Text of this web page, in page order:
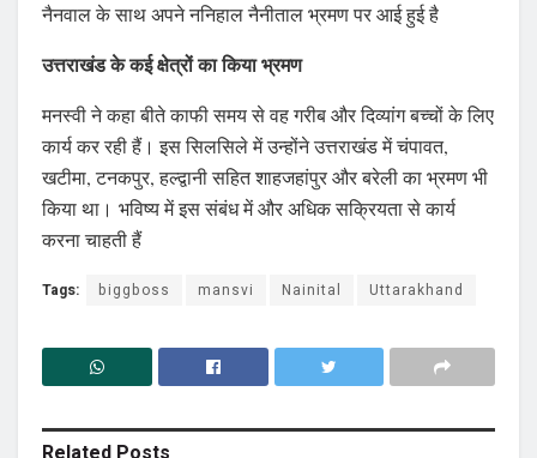
नैनवाल के साथ अपने ननिहाल नैनीताल भ्रमण पर आई हुई है
उत्तराखंड के कई क्षेत्रों का किया भ्रमण
मनस्वी ने कहा बीते काफी समय से वह गरीब और दिव्यांग बच्चों के लिए
कार्य कर रही हैं। इस सिलसिले में उन्होंने उत्तराखंड में चंपावत,
खटीमा, टनकपुर, हल्द्वानी सहित शाहजहांपुर और बरेली का भ्रमण भी
किया था। भविष्य में इस संबंध में और अधिक सक्रियता से कार्य
करना चाहती हैं
Tags: biggboss mansvi Nainital Uttarakhand